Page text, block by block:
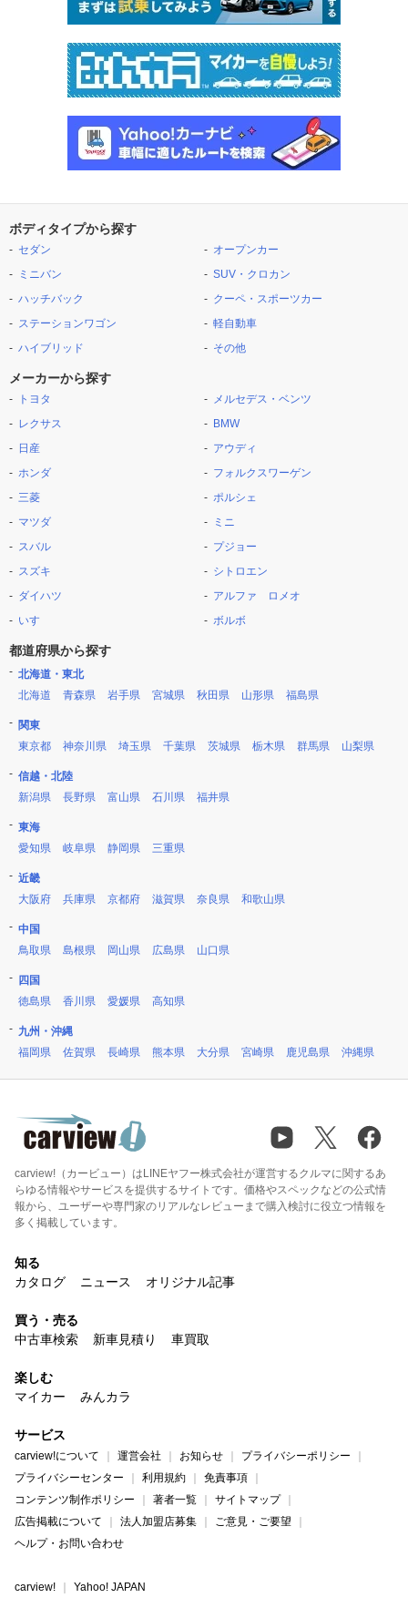
ボディタイプから探す
セダン
ミニバン
ハッチバック
ステーションワゴン
ハイブリッド
オープンカー
SUV・クロカン
クーペ・スポーツカー
軽自動車
その他
メーカーから探す
トヨタ
レクサス
日産
ホンダ
三菱
マツダ
スバル
スズキ
ダイハツ
いすゞ
メルセデス・ベンツ
BMW
アウディ
フォルクスワーゲン
ポルシェ
ミニ
プジョー
シトロエン
アルファ ロメオ
ボルボ
都道府県から探す
北海道・東北
北海道
青森県 岩手県 宮城県 秋田県 山形県 福島県
関東
東京都
神奈川県 埼玉県 千葉県 茨城県 栃木県 群馬県 山梨県
信越・北陸
新潟県
長野県 富山県 石川県 福井県
東海
愛知県
岐阜県 静岡県 三重県
近畿
大阪府
兵庫県 京都府 滋賀県 奈良県 和歌山県
中国
鳥取県
島根県 岡山県 広島県 山口県
四国
徳島県
香川県 愛媛県 高知県
九州・沖縄
福岡県
佐賀県 長崎県 熊本県 大分県 宮崎県 鹿児島県 沖縄県
carview!（カービュー）はLINEヤフー株式会社が運営するクルマに関するあ
らゆる情報やサービスを提供するサイトです。価格やスペックなどの公式情
報から、ユーザーや専門家のリアルなレビューまで購入検討に役立つ情報を
多く掲載しています。
知る
カタログ
ニュース オリジナル記事
買う・売る
中古車検索
新車見積り 車買取
楽しむ
マイカー
みんカラ
サービス
carview!について 運営会社 お知らせ
プライバシーポリシー
プライバシーセンター
利用規約
免責事項
コンテンツ制作ポリシー
著者一覧
サイトマップ
広告掲載について
法人加盟店募集
ご意見・ご要望
ヘルプ・お問い合わせ
carview! Yahoo! JAPAN